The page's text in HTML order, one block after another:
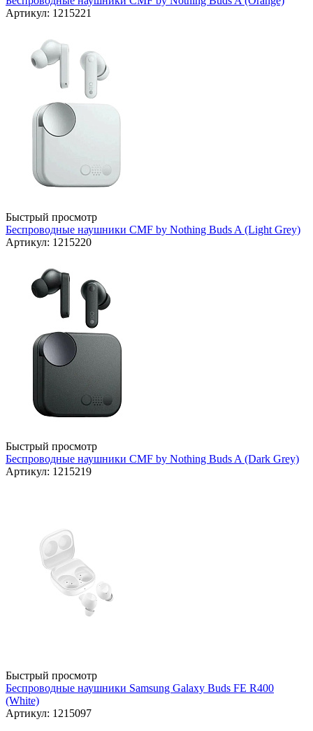
Артикул: 1215221
Быстрый просмотр
Беспроводные наушники CMF by Nothing Buds A (Light Grey)
Артикул: 1215220
Быстрый просмотр
Беспроводные наушники CMF by Nothing Buds A (Dark Grey)
Артикул: 1215219
Быстрый просмотр
Беспроводные наушники Samsung Galaxy Buds FE R400
(White)
Артикул: 1215097